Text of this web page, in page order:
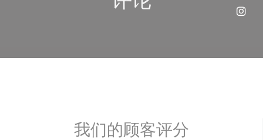
我们的顾客评分